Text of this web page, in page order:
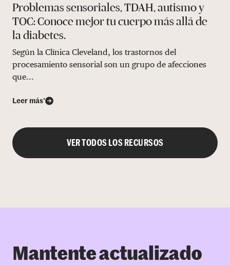
Problemas sensoriales, TDAH, autismo y
TOC: Conoce mejor tu cuerpo más allá de
la diabetes.
Según la Clínica Cleveland, los trastornos del
procesamiento sensorial son un grupo de afecciones
que...
Leer más’
VER TODOS LOS RECURSOS
Mantente actualizado